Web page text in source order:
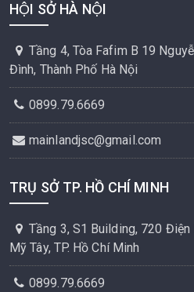
HỘI SỞ HÀ NỘI
Tầng 4, Tòa Fafim B 19
Đình, Thành Phố Hà Nội
0899.79.6669
mainlandjsc@gmail.com
TRỤ SỞ TP. HỒ CHÍ MINH
Tầng 3, S1 Building, 720
Mỹ Tây, TP. Hồ Chí Minh
0899.79.6669